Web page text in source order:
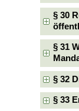
§ 30
§ 31
§ 32
§ 33